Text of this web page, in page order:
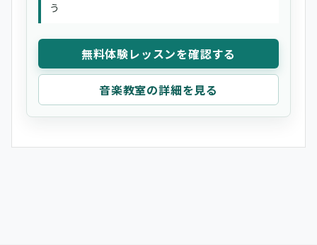
う
無料体験レッスンを確認する
音楽教室の詳細を見る